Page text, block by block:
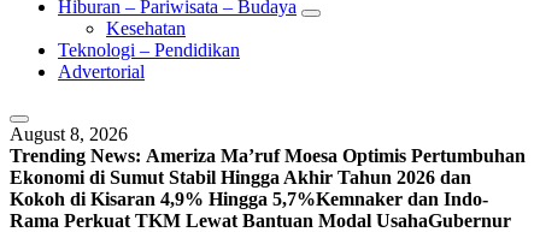
Hiburan – Pariwisata – Budaya
Kesehatan
Teknologi – Pendidikan
Advertorial
August 8, 2026
Trending News: Ameriza Ma’ruf Moesa‎ Optimis Pertumbuhan
Ekonomi di Sumut Stabil Hingga Akhir Tahun 2026 dan
Kokoh di Kisaran 4,9% Hingga 5,7%Kemnaker dan Indo-
Rama Perkuat TKM Lewat Bantuan Modal UsahaGubernur